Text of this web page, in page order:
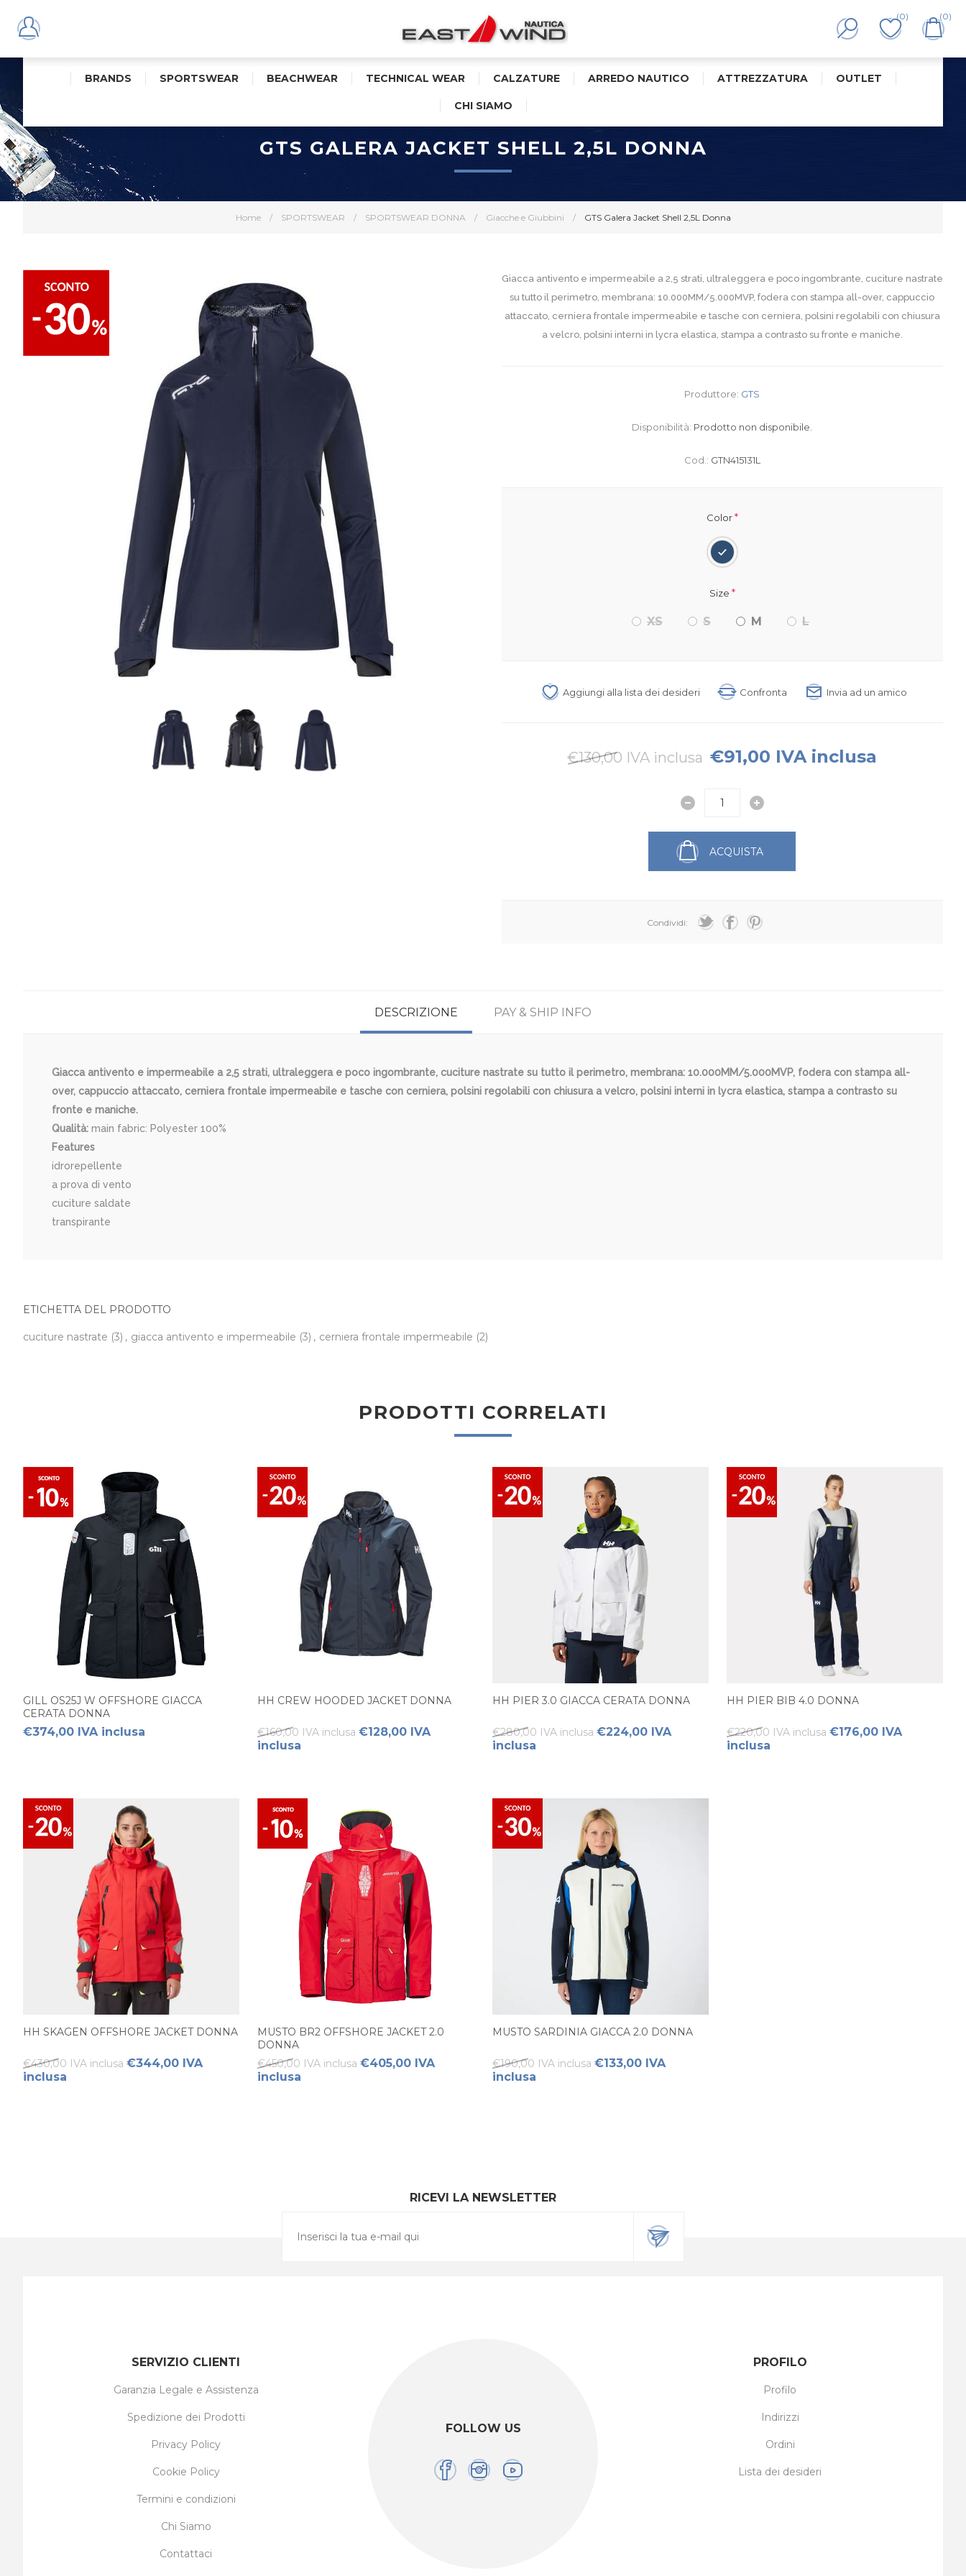
(0) (0)
BRANDS SPORTSWEAR BEACHWEAR TECHNICAL WEAR CALZATURE ARREDO NAUTICO ATTREZZATURA OUTLET
CHI SIAMO
Home / SPORTSWEAR / SPORTSWEAR DONNA / Giacche e Giubbini / GTS Galera Jacket Shell 2,5L Donna
GTS GALERA JACKET SHELL 2,5L DONNA
Giacca antivento e impermeabile a 2,5 strati, ultraleggera e poco ingombrante, cuciture nastrate
su tutto il perimetro, membrana: 10.000MM/5.000MVP, fodera con stampa all-over, cappuccio
attaccato, cerniera frontale impermeabile e tasche con cerniera, polsini regolabili con chiusura
a velcro, polsini interni in lycra elastica, stampa a contrasto su fronte e maniche.
Produttore: GTS
Disponibilità: Prodotto non disponibile.
Cod.: GTN415131L
Color*
Size *
XS S M L
Aggiungi alla lista dei desideri Confronta Invia ad un amico
€130,00 IVA inclusa €91,00 IVA inclusa
ACQUISTA
Condividi:
DESCRIZIONE PAY & SHIP INFO
Giacca antivento e impermeabile a 2,5 strati, ultraleggera e poco ingombrante, cuciture nastrate su tutto il perimetro, membrana: 10.000MM/5.000MVP, fodera con stampa all-
over, cappuccio attaccato, cerniera frontale impermeabile e tasche con cerniera, polsini regolabili con chiusura a velcro, polsini interni in lycra elastica, stampa a contrasto su
fronte e maniche.
Qualità: main fabric: Polyester 100%
Features
idrorepellente
a prova di vento
cuciture saldate
transpirante
ETICHETTA DEL PRODOTTO
cuciture nastrate (3) , giacca antivento e impermeabile (3) , cerniera frontale impermeabile (2)
PRODOTTI CORRELATI
GILL OS25J W OFFSHORE GIACCA
CERATA DONNA
€374,00 IVA inclusa
HH CREW HOODED JACKET DONNA
€160,00 IVA inclusa €128,00 IVA
inclusa
HH PIER 3.0 GIACCA CERATA DONNA
€280,00 IVA inclusa €224,00 IVA
inclusa
HH PIER BIB 4.0 DONNA
€220,00 IVA inclusa €176,00 IVA
inclusa
HH SKAGEN OFFSHORE JACKET DONNA
€430,00 IVA inclusa €344,00 IVA
inclusa
MUSTO BR2 OFFSHORE JACKET 2.0
DONNA
€450,00 IVA inclusa €405,00 IVA
inclusa
MUSTO SARDINIA GIACCA 2.0 DONNA
€190,00 IVA inclusa €133,00 IVA
inclusa
RICEVI LA NEWSLETTER
FOLLOW US
SERVIZIO CLIENTI
Garanzia Legale e Assistenza
Spedizione dei Prodotti
Privacy Policy
Cookie Policy
Termini e condizioni
Chi Siamo
Contattaci
PROFILO
Profilo
Indirizzi
Ordini
Lista dei desideri